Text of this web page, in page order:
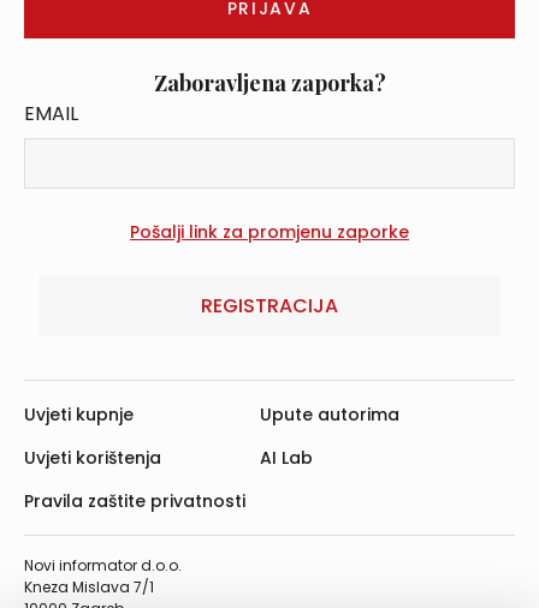
Zaboravljena zaporka?
EMAIL
REGISTRACIJA
Novi informator d.o.o.
Kneza Mislava 7/1
Uvjeti kupnje
Uvjeti korištenja
Pravila zaštite privatnosti
Upute autorima
AI Lab